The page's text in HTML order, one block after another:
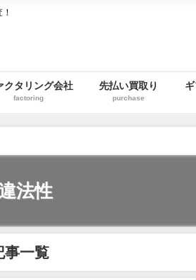
クタリング会社
factoring
先払い買取り
purchase
法性
事一覧